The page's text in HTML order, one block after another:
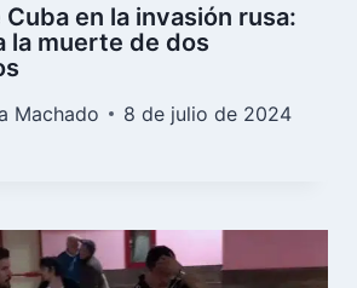
Cuba en la invasión rusa:
la muerte de dos
Machado 8 de julio de 2024